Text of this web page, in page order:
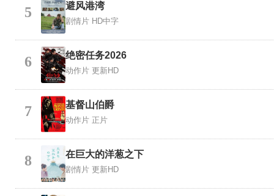
5 避风港湾
剧情片 HD中字
6 绝密任务2026
动作片 更新HD
7 基督山伯爵
动作片 正片
8 在巨大的洋葱之下
剧情片 更新HD